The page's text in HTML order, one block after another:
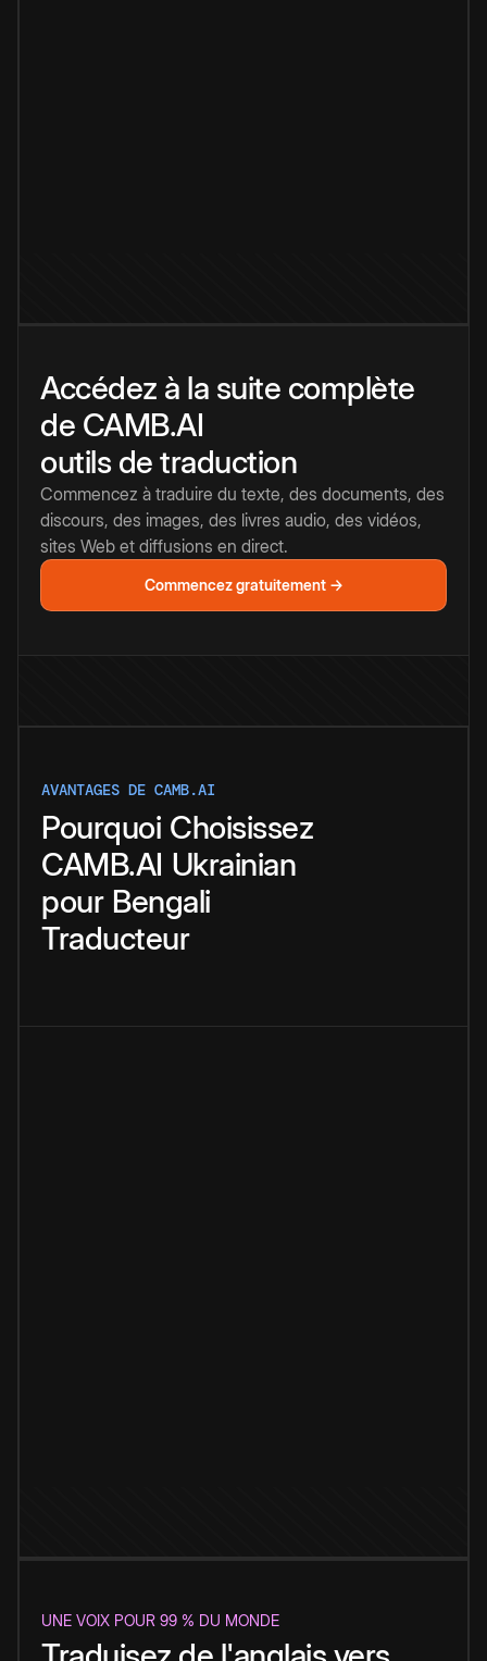
Accédez à la suite complète
de CAMB.AI
outils de traduction
Commencez à traduire du texte, des documents, des
discours, des images, des livres audio, des vidéos,
sites Web et diffusions en direct.
Commencez gratuitement →
AVANTAGES DE CAMB.AI
Pourquoi Choisissez
CAMB.AI Ukrainian
pour Bengali
Traducteur
UNE VOIX POUR 99 % DU MONDE